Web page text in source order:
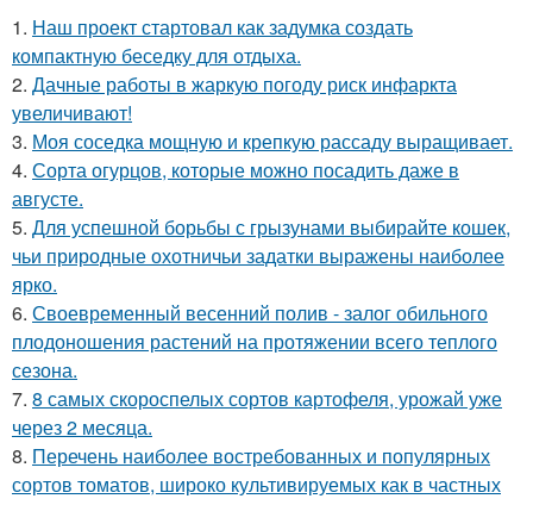
1. Наш проект стартовал как задумка создать
компактную беседку для отдыха.
2. Дачные работы в жаркую погоду риск инфаркта
увеличивают!
3. Моя соседка мощную и крепкую рассаду выращивает.
4. Сорта огурцов, которые можно посадить даже в
августе.
5. Для успешной борьбы с грызунами выбирайте кошек,
чьи природные охотничьи задатки выражены наиболее
ярко.
6. Своевременный весенний полив - залог обильного
плодоношения растений на протяжении всего теплого
сезона.
7. 8 самых скороспелых сортов картофеля, урожай уже
через 2 месяца.
8. Перечень наиболее востребованных и популярных
сортов томатов, широко культивируемых как в частных